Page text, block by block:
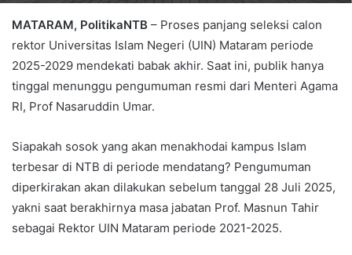
MATARAM, PolitikaNTB – Proses panjang seleksi calon
rektor Universitas Islam Negeri (UIN) Mataram periode
2025-2029 mendekati babak akhir. Saat ini, publik hanya
tinggal menunggu pengumuman resmi dari Menteri Agama
RI, Prof Nasaruddin Umar.
Siapakah sosok yang akan menakhodai kampus Islam
terbesar di NTB di periode mendatang? Pengumuman
diperkirakan akan dilakukan sebelum tanggal 28 Juli 2025,
yakni saat berakhirnya masa jabatan Prof. Masnun Tahir
sebagai Rektor UIN Mataram periode 2021-2025.